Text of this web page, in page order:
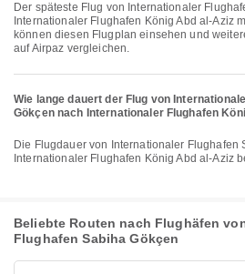
Der späteste Flug von Internationaler Flughafen Sabiha Gökçen nach
Internationaler Flughafen König Abd al-Aziz
können diesen Flugplan einsehen und
auf Airpaz vergleichen.
Wie lange dauert der Flug von
Gökçen nach Internationaler Flughafen
Die Flugdauer von Internationaler Flughafen Sabiha Gökçen nach
Internationaler Flughafen König Abd al-Aziz
Beliebte Routen nach Flughäfen
Flughafen Sabiha Gökçen